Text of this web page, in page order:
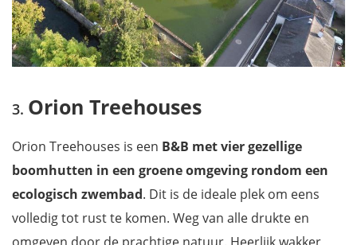
Orion Treehouses
Orion Treehouses is een B&B met vier gezellige
boomhutten in een groene omgeving rondom een
ecologisch zwembad. Dit is de ideale plek om eens
volledig tot rust te komen. Weg van alle drukte en
omgeven door de prachtige natuur. Heerlijk wakker